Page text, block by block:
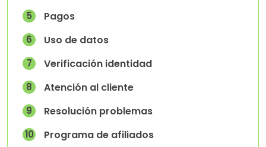
5 Pagos
6 Uso de datos
7 Verificación identidad
8 Atención al cliente
9 Resolución problemas
10 Programa de afiliados